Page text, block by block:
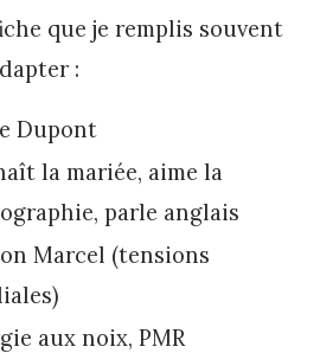
que je remplis souvent
:
Dupont
la mariée, aime la
parle anglais
Marcel (tensions
aux noix, PMR